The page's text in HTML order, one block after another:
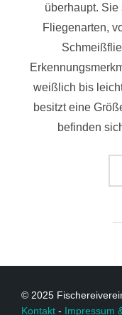
überhaupt.
Fliegenarten,
weißlich bis
besitzt eine
befinden
© 2025
Kontakt - Impressum